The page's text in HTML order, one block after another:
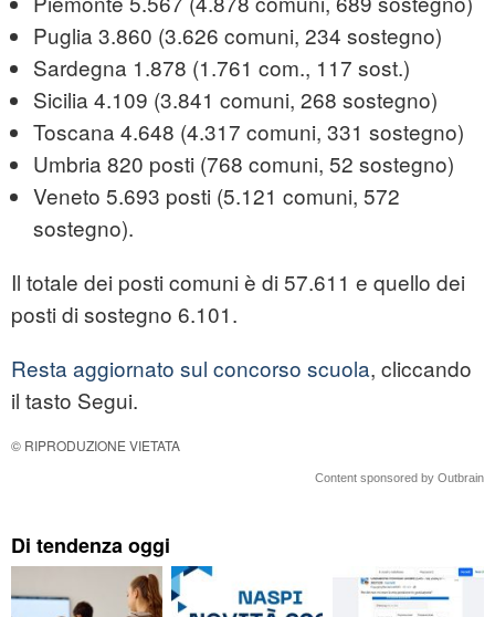
Puglia 3.860 (3.626 comuni, 234 sostegno)
Sardegna 1.878 (1.761 com., 117 sost.)
Sicilia 4.109 (3.841 comuni, 268 sostegno)
Toscana 4.648 (4.317 comuni, 331 sostegno)
Umbria 820 posti (768 comuni, 52 sostegno)
Veneto 5.693 posti (5.121 comuni, 572
sostegno).
Il totale dei posti comuni è di 57.611 e quello dei
posti di sostegno 6.101.
Resta aggiornato sul concorso scuola, cliccando
il tasto Segui.
© RIPRODUZIONE VIETATA
Content sponsored by Outbrain
Di tendenza oggi